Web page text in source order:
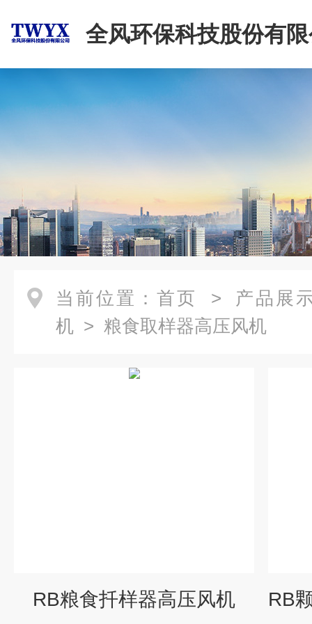
全风环保科技股份有
当前位置： 首页 > 产品展
机 > 粮食取样器高压风机
RB粮食扦样器高压风机